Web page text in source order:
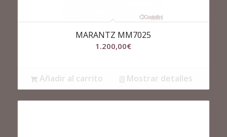
MARANTZ MM7025
1.200,00€
Añadir al carrito Mostrar detalles